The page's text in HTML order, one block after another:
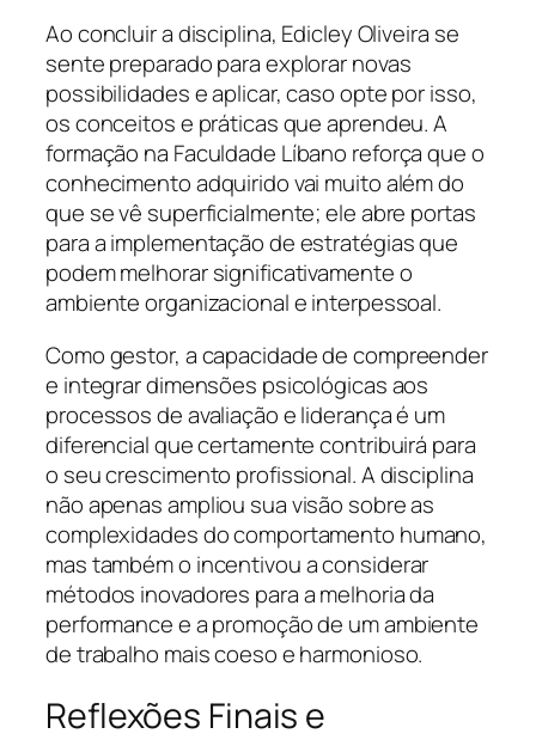
Ao concluir a disciplina, Edicley Oliveira se
sente preparado para explorar novas
possibilidades e aplicar, caso opte por isso,
os conceitos e práticas que aprendeu. A
formação na Faculdade Líbano reforça que o
conhecimento adquirido vai muito além do
que se vê superficialmente; ele abre portas
para a implementação de estratégias que
podem melhorar significativamente o
ambiente organizacional e interpessoal.
Como gestor, a capacidade de compreender
e integrar dimensões psicológicas aos
processos de avaliação e liderança é um
diferencial que certamente contribuirá para
o seu crescimento profissional. A disciplina
não apenas ampliou sua visão sobre as
complexidades do comportamento humano,
mas também o incentivou a considerar
métodos inovadores para a melhoria da
performance e a promoção de um ambiente
de trabalho mais coeso e harmonioso.
Reflexões Finais e